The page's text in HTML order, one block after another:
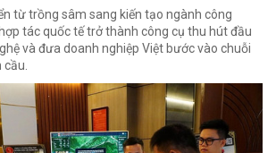
từ trồng sâm sang kiến tạo ngành công
tác quốc tế trở thành công cụ thu hút đầu
và đưa doanh nghiệp Việt bước vào chuỗi